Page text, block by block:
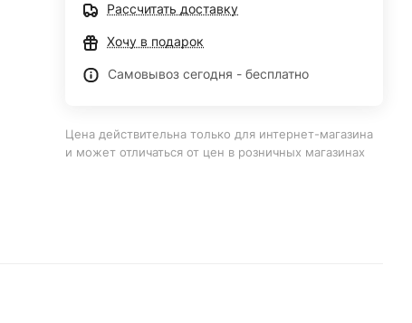
Рассчитать доставку
Хочу в подарок
Самовывоз сегодня - бесплатно
Цена действительна только для интернет-магазина
и может отличаться от цен в розничных магазинах